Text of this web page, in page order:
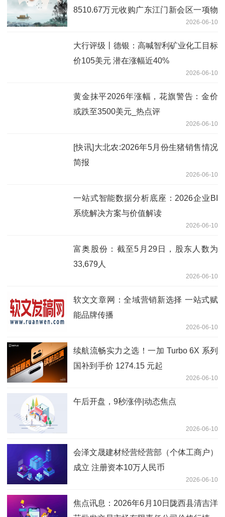
8510.67万元收购广东江门新会区一项物
2026-06-10
大行评级丨德银：高喊智利矿业化工目标
价105美元 潜在涨幅近40%
2026-06-10
黄金抹平2026年涨幅，花旗警告：金价
或跌至3500美元_热点评
2026-06-10
[快讯]大北农:2026年5月份生猪销售情况
简报
2026-06-10
一站式智能数据分析底座：2026企业BI
系统解决方案与价值解读
2026-06-10
富奥股份：截至5月29日，股东人数为
33,679人
2026-06-10
软文文章网：全域营销新选择 一站式赋
能品牌传播
2026-06-10
续航流畅实力之选！一加 Turbo 6X 系列
国补到手价 1274.15 元起
2026-06-10
午后开盘，9秒涨停|动态焦点
2026-06-10
会泽文晟建材经营经营部（个体工商户）
成立 注册资本10万人民币
2026-06-10
焦点讯息：2026年6月10日陇西县清吉洋